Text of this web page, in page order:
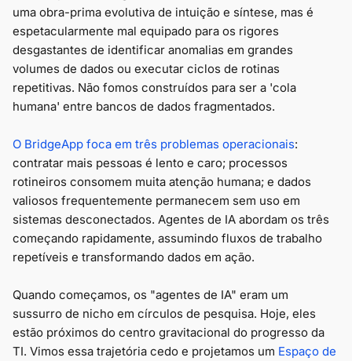
uma obra-prima evolutiva de intuição e síntese, mas é
espetacularmente mal equipado para os rigores
desgastantes de identificar anomalias em grandes
volumes de dados ou executar ciclos de rotinas
repetitivas. Não fomos construídos para ser a 'cola
humana' entre bancos de dados fragmentados.
O BridgeApp foca em três problemas operacionais:
contratar mais pessoas é lento e caro; processos
rotineiros consomem muita atenção humana; e dados
valiosos frequentemente permanecem sem uso em
sistemas desconectados. Agentes de IA abordam os três
começando rapidamente, assumindo fluxos de trabalho
repetíveis e transformando dados em ação.
Quando começamos, os "agentes de IA" eram um
sussurro de nicho em círculos de pesquisa. Hoje, eles
estão próximos do centro gravitacional do progresso da
TI. Vimos essa trajetória cedo e projetamos um Espaço de